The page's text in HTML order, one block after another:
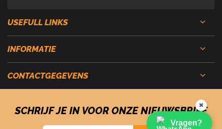
USEFULL LINKS
INFORMATIE
CONTACTGEGEVENS
SCHRIJF JE IN VOOR ONZE NIEUWSBRIEF
✖
Vragen?